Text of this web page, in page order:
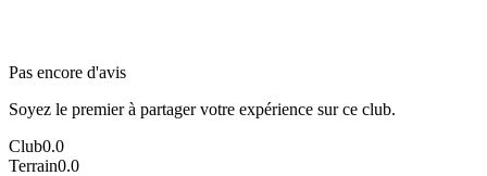
Pas encore d'avis
Soyez le premier à partager votre expérience sur ce club.
Club0.0
Terrain0.0